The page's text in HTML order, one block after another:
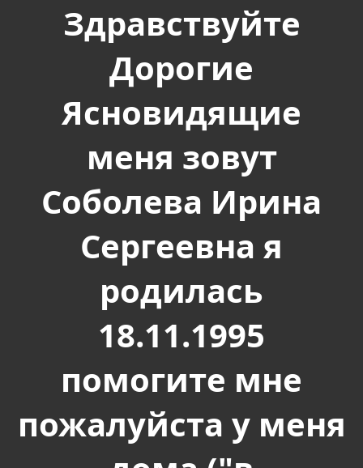
Здравствуйте
Дорогие
Ясновидящие
меня зовут
Соболева Ирина
Сергеевна я
родилась
18.11.1995
помогите мне
пожалуйста у меня